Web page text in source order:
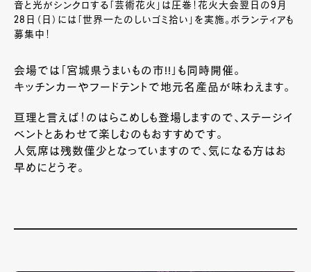
音と光がシンクロする「芸術花火」は圧巻！花火大会翌日の9月
28日（日）には「世界一たのしいゴミ拾い」を実施。ボランティアも
募集中！
会場では「宮城県うまいもの市!!」も同時開催。
キッチンカーやフードテントで地元名産品が味わえます。
亘理と言えば！のはらこめしも登場しますので、ステージイ
ベントとあわせて楽しむのもおすすめです。
人気席は残数僅少となっていますので、気になる方はお
早めにどうぞ。